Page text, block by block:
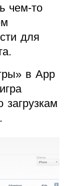
чем-то
для
в App
загрузкам